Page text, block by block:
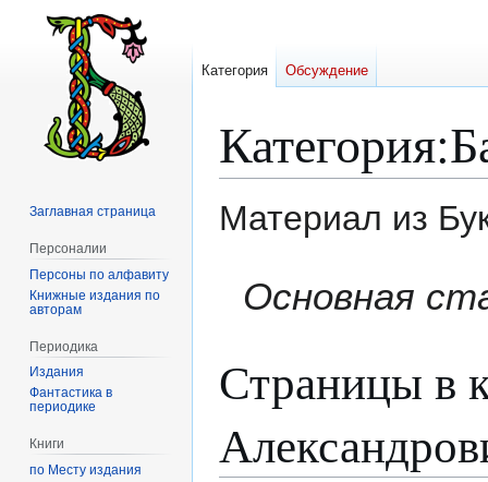
Категория:
Материал из
Основная
Страницы в
Категория Обсуждение
Заглавная страница
Персоналии
Персоны по алфавиту
Книжные издания по
авторам
Периодика
Издания
Фантастика в
периодике
Книги
по Месту издания